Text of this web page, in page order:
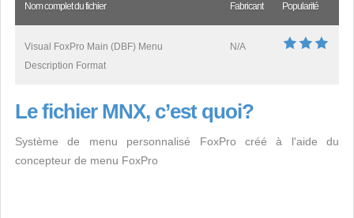
Nom complet du fichier Fabricant Popularité
Visual FoxPro Main (DBF) Menu
Description Format
N/A
Le fichier MNX, c’est quoi?
Système de menu personnalisé FoxPro créé à l'aide du
concepteur de menu FoxPro